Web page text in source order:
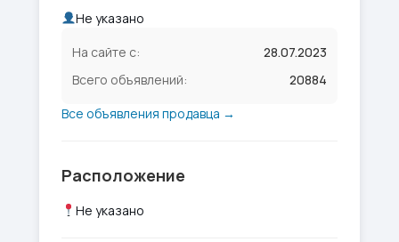
Не указано
На сайте с:
28.07.2023
Всего объявлений:
20884
Все объявления продавца →
Расположение
Не указано